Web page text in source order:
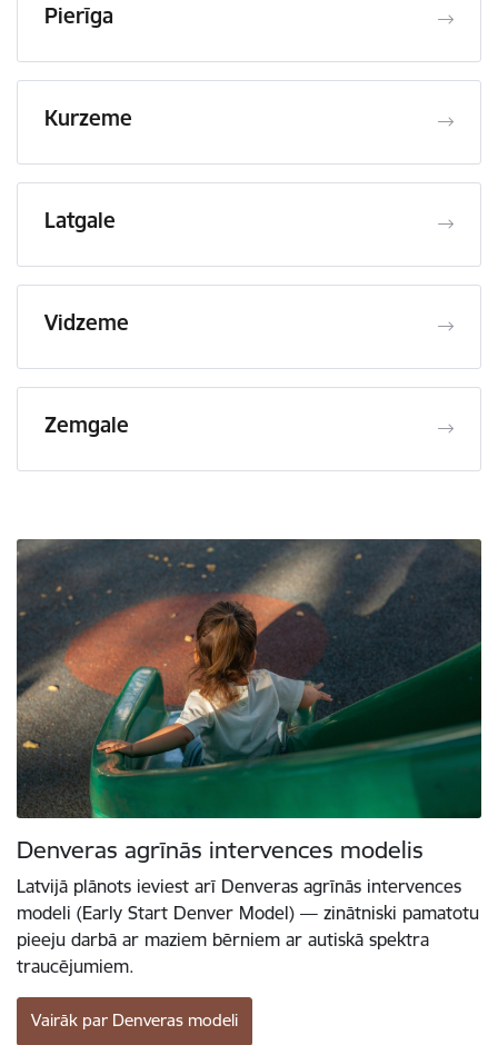
Pierīga
Kurzeme
Latgale
Vidzeme
Zemgale
Denveras agrīnās intervences modelis
Latvijā plānots ieviest arī Denveras agrīnās intervences
modeli (Early Start Denver Model) — zinātniski pamatotu
pieeju darbā ar maziem bērniem ar autiskā spektra
traucējumiem.
Vairāk par Denveras modeli